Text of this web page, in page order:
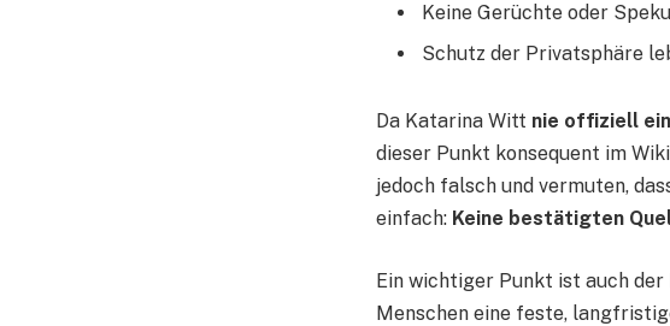
Keine Gerüchte oder
Schutz der Privatsphäre
Da Katarina Witt nie offiziell
dieser Punkt konsequent im
jedoch falsch und vermuten,
einfach: Keine bestätigten
Ein wichtiger Punkt ist auch
Menschen eine feste,